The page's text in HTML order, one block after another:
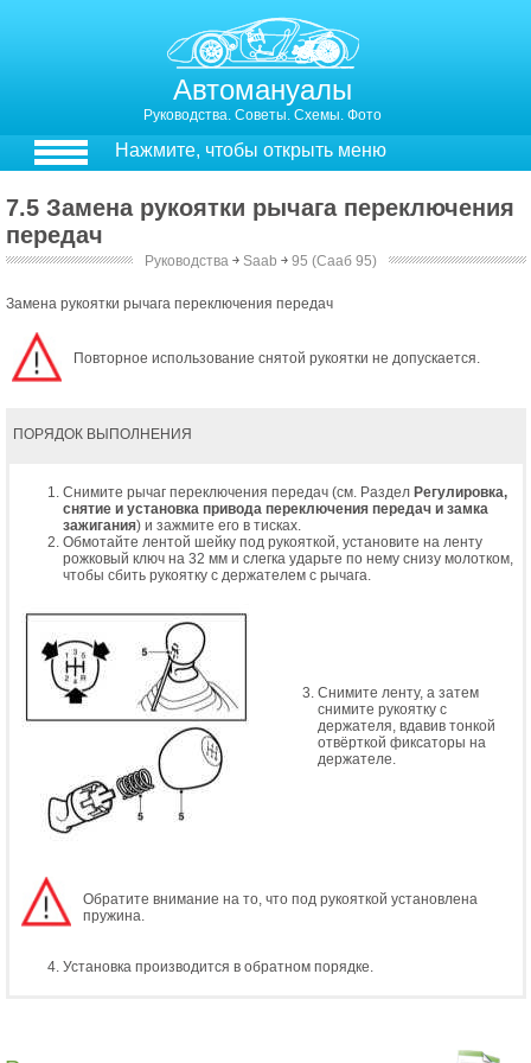
Автомануалы
Руководства. Советы. Схемы. Фото
Нажмите, чтобы открыть меню
7.5 Замена рукоятки рычага переключения
передач
Руководства ￫ Saab ￫ 95 (Сааб 95)
Замена рукоятки рычага переключения передач
Повторное использование снятой рукоятки не допускается.
ПОРЯДОК ВЫПОЛНЕНИЯ
Снимите рычаг переключения передач (см. Раздел Регулировка,
снятие и установка привода переключения передач и замка
зажигания) и зажмите его в тисках.
Обмотайте лентой шейку под рукояткой, установите на ленту
рожковый ключ на 32 мм и слегка ударьте по нему снизу молотком,
чтобы сбить рукоятку с держателем с рычага.
Снимите ленту, а затем
снимите рукоятку с
держателя, вдавив тонкой
отвёрткой фиксаторы на
держателе.
Обратите внимание на то, что под рукояткой установлена
пружина.
Установка производится в обратном порядке.